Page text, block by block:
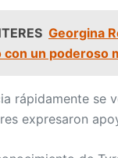
Georgina
con un poderoso
rápidamente se
expresaron